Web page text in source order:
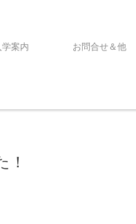
学案内 お問合せ＆他
！